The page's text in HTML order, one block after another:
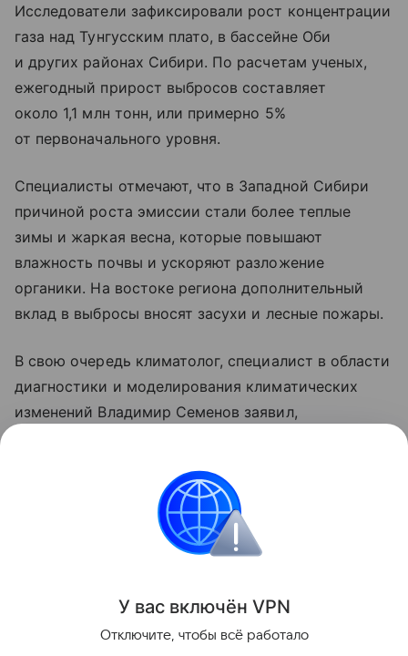
Исследователи зафиксировали рост концентрации
газа над Тунгусским плато, в бассейне Оби
и других районах Сибири. По расчетам ученых,
ежегодный прирост выбросов составляет
около 1,1 млн тонн, или примерно 5%
от первоначального уровня.
Специалисты отмечают, что в Западной Сибири
причиной роста эмиссии стали более теплые
зимы и жаркая весна, которые повышают
влажность почвы и ускоряют разложение
органики. На востоке региона дополнительный
вклад в выбросы вносят засухи и лесные пожары.
В свою очередь климатолог, специалист в области
диагностики и моделирования климатических
изменений Владимир Семенов заявил,
но и ряд преимуществ.
Поделиться
У вас включён VPN
Отключите, чтобы всё работало